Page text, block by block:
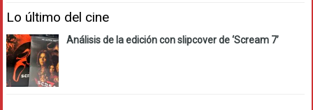
Lo último del cine
Análisis de la edición con slipcover de ‘Scream 7’